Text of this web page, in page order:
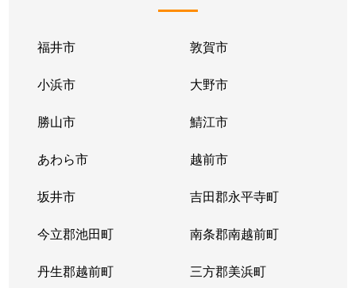
福井市 敦賀市
小浜市 大野市
勝山市 鯖江市
あわら市 越前市
坂井市 吉田郡永平寺町
今立郡池田町 南条郡南越前町
丹生郡越前町 三方郡美浜町